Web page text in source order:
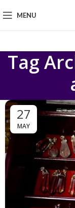
MENU
Tag
27
MAY